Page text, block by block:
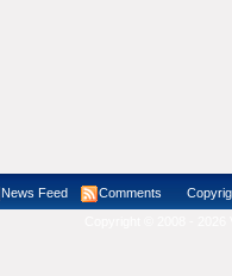
News Feed Comments Copyright